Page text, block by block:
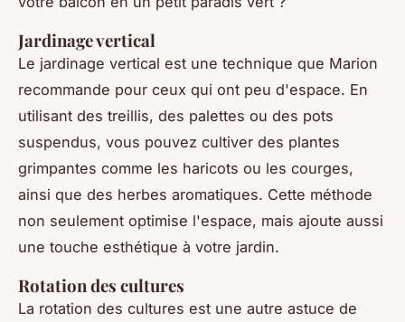
Jardinage vertical
Le jardinage vertical est une technique que Marion
recommande pour ceux qui ont peu d'espace. En
utilisant des treillis, des palettes ou des pots
suspendus, vous pouvez cultiver des plantes
grimpantes comme les haricots ou les courges,
ainsi que des herbes aromatiques. Cette méthode
non seulement optimise l'espace, mais ajoute aussi
une touche esthétique à votre jardin.
Rotation des cultures
La rotation des cultures est une autre astuce de